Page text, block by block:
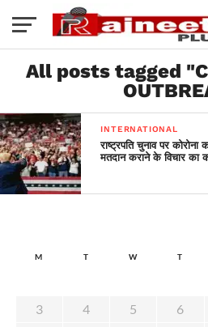
All posts tagged
INTERNATIONAL
राष्ट्रपति चुनाव पर
मतदान कराने के विचार का
M T W T
3
4 5 6